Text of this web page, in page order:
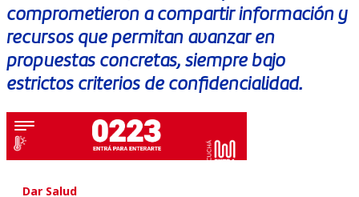
comprometieron a compartir información y
recursos que permitan avanzar en
propuestas concretas, siempre bajo
estrictos criterios de confidencialidad.